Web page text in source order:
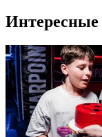
Интересные